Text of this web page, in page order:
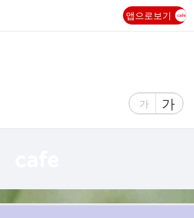
앱으로보기
글
작
게
가
글
자
크
게
가